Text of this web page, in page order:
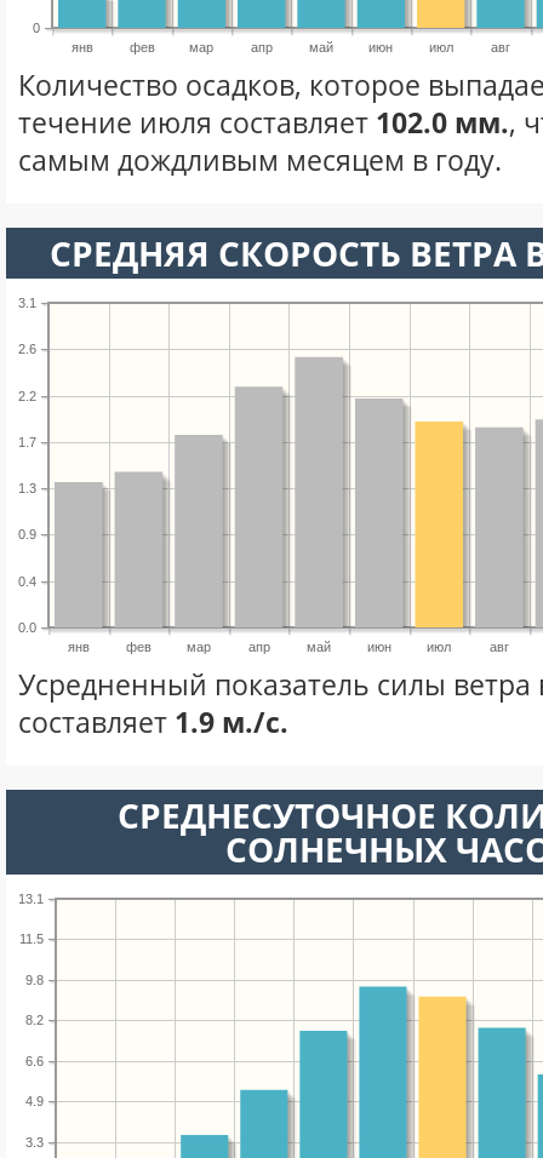
янв фев мар апр май июн июл авг
0
Количество осадков, которое
течение июля составляет 102.0 мм.,
самым дождливым месяцем в году.
СРЕДНЯЯ СКОРОСТЬ
янв фев мар апр май июн июл авг
0.0
0.4
0.9
1.3
1.7
2.2
2.6
3.1
Усредненный показатель силы
составляет 1.9 м./с.
СРЕДНЕСУТОЧНОЕ
СОЛНЕЧНЫХ
3.3
4.9
6.6
8.2
9.8
11.5
13.1